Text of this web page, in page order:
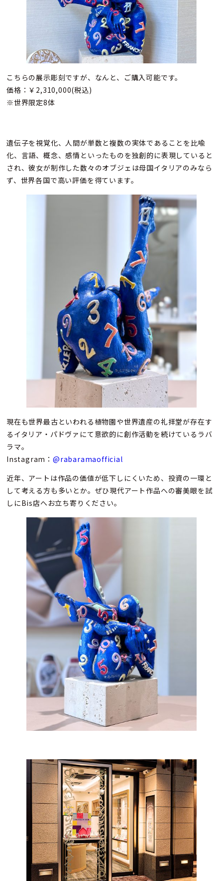
こちらの展示彫刻ですが、なんと、ご購入可能です。
価格：￥2,310,000(税込)
※世界限定8体
遺伝子を視覚化、人間が単数と複数の実体であることを比喩
化、言語、概念、感情といったものを独創的に表現していると
され、彼女が制作した数々のオブジェは母国イタリアのみなら
ず、世界各国で高い評価を得ています。
現在も世界最古といわれる植物園や世界遺産の礼拝堂が存在す
るイタリア・パドヴァにて意欲的に創作活動を続けているラバ
ラマ。
Instagram： @rabaramaofficial
近年、アートは作品の価値が低下しにくいため、投資の一環と
して考える方も多いとか。ぜひ現代アート作品への審美眼を試
しにBis店へお立ち寄りください。